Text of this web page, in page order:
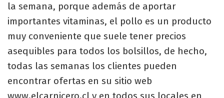
la semana, porque además de aportar
importantes vitaminas, el pollo es un producto
muy conveniente que suele tener precios
asequibles para todos los bolsillos, de hecho,
todas las semanas los clientes pueden
encontrar ofertas en su sitio web